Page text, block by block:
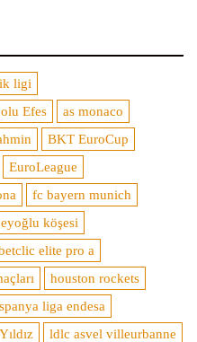
ligi
Efes
as monaco
BKT EuroCup
EuroLeague
fc bayern munich
köşesi
elite pro a
houston rockets
liga endesa
ldlc asvel villeurbanne